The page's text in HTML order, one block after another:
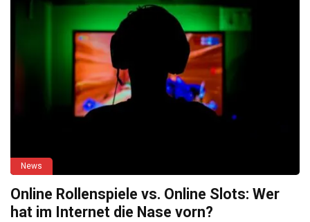
News
Online Rollenspiele vs. Online Slots: Wer
hat im Internet die Nase vorn?